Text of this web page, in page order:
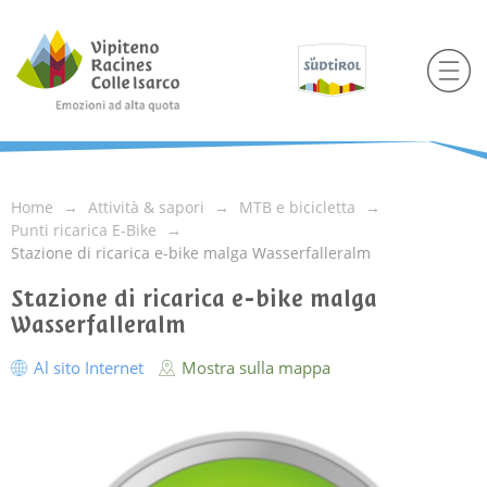
Home Attività & sapori
MTB e bicicletta
Punti ricarica E-Bike
Stazione di ricarica e-bike malga Wasserfalleralm
Stazione di ricarica e-bike malga
Wasserfalleralm
Al sito Internet Mostra sulla mappa